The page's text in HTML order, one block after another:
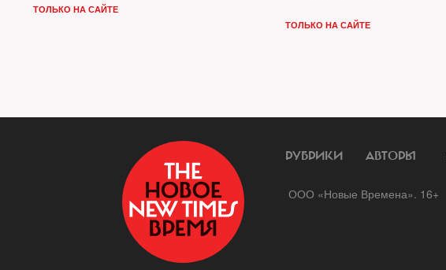
ТОЛЬКО НА САЙТЕ
ТОЛЬКО НА САЙТЕ
РУБРИКИ АВТОРЫ
ООО «Новые Времена». 16+